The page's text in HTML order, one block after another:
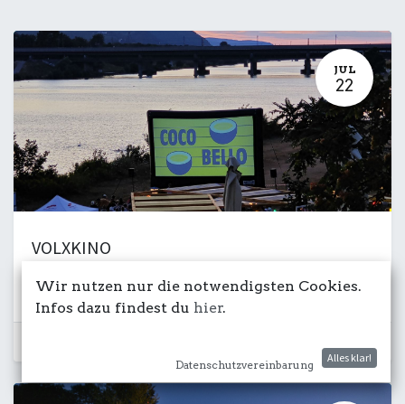
JUL
22
VOLXKINO
Film Wiese
Wir nutzen nur die notwendigsten Cookies.
Infos dazu findest du hier.
Datenschutzvereinbarung
Alles klar!